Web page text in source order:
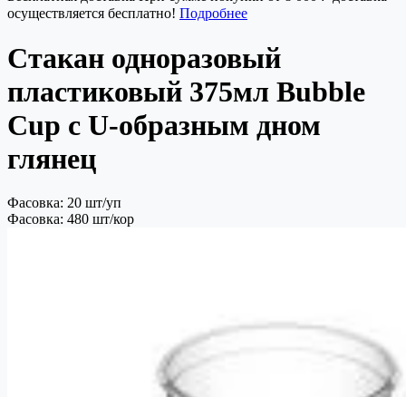
осуществляется бесплатно! Подробнее
Стакан одноразовый
пластиковый 375мл Bubble
Cup с U-образным дном
глянец
Фасовка: 20 шт/уп
Фасовка: 480 шт/кор